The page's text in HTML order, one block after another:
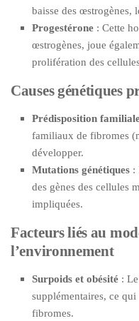
baisse des œstrogènes,
Progestérone : Cette
œstrogènes, joue
prolifération des
Causes génétiques
Prédisposition
familiaux de fibromes
développer.
Mutations génétiques :
des gènes des cellules
impliquées.
Facteurs liés au
l’environnement
Surpoids et obésité :
supplémentaires, ce
fibromes.